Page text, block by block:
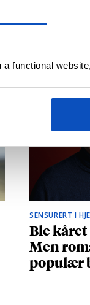
functional
Lars
er full av
SENSURERT I
Ble
Men
populær